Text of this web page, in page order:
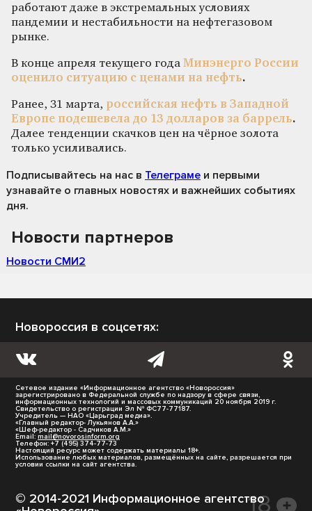
работают даже в экстремальных условиях
пандемии и нестабильности на нефтегазовом
рынке.
В конце апреля текущего года Минэнерго России
оценило ситуацию с ценами на нефть.
Ранее, 31 марта, российская нефть в Западной
Европе подешевела до 13 долларов за баррель.
Далее тенденции скачков цен на чёрное золота
только усиливались.
Подписывайтесь на нас в Телеграме и первыми
узнавайте о главных новостях и важнейших событиях
дня.
Новости партнеров
Новости СМИ2
Новороссия в соцсетях:
Сетевое издание «Информационное агентство «Новороссия»
зарегистрировано в Федеральной службе по надзору в сфере связи,
информационных технологий и массовых коммуникаций 20 ноября 2019 г.
Свидетельство о регистрации Эл № ФС77-77187.
Учредитель — НАО «Царьград медиа».
«Главный редактор- Лукьянов А.А.»
«Шеф-редактор - Садчиков А.М.»
Email: mail@novorosinform.org
Телефон: +7 (495) 374-77-73
Настоящий ресурс может содержать материалы 18+.
Использование любых материалов, размещённых на сайте, разрешается при
условии ссылки на сайт агентства.
© 2014-2021 Информационное агентство